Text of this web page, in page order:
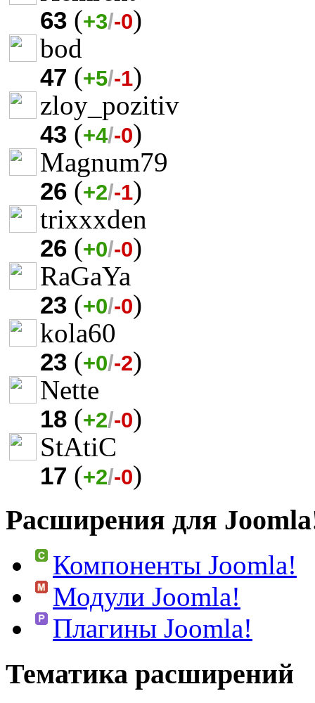
63 (+3/-0)
bod
47 (+5/-1)
zloy_pozitiv
43 (+4/-0)
Magnum79
26 (+2/-1)
trixxxden
26 (+0/-0)
RaGaYa
23 (+0/-0)
kola60
23 (+0/-2)
Nette
18 (+2/-0)
StAtiC
17 (+2/-0)
Расширения для
Компоненты Joomla!
Модули Joomla!
Плагины Joomla!
Тематика расширений